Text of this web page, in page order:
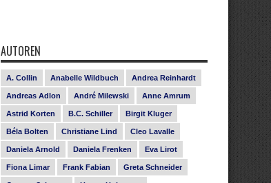
AUTOREN
A. Collin Anabelle Wildbuch Andrea Reinhardt
Andreas Adlon André Milewski Anne Amrum
Astrid Korten B.C. Schiller Birgit Kluger
Béla Bolten Christiane Lind Cleo Lavalle
Daniela Arnold Daniela Frenken Eva Lirot
Fiona Limar Frank Fabian Greta Schneider